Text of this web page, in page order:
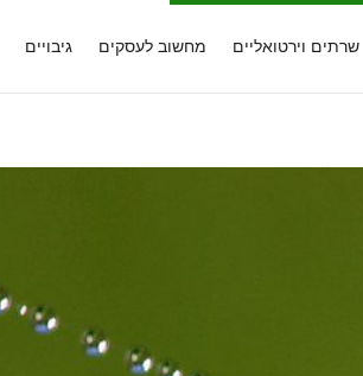
שרתים וירטואליים מחשוב לעסקים גיבויים